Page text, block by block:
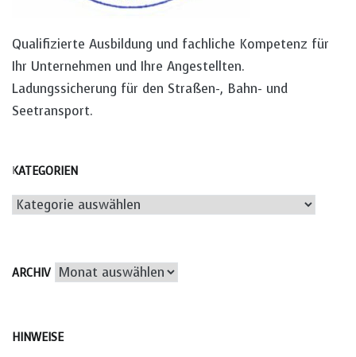
Qualifizierte Ausbildung und fachliche Kompetenz für
Ihr Unternehmen und Ihre Angestellten.
Ladungssicherung für den Straßen-, Bahn- und
Seetransport.
KATEGORIEN
Kategorien
ARCHIV Archiv
HINWEISE